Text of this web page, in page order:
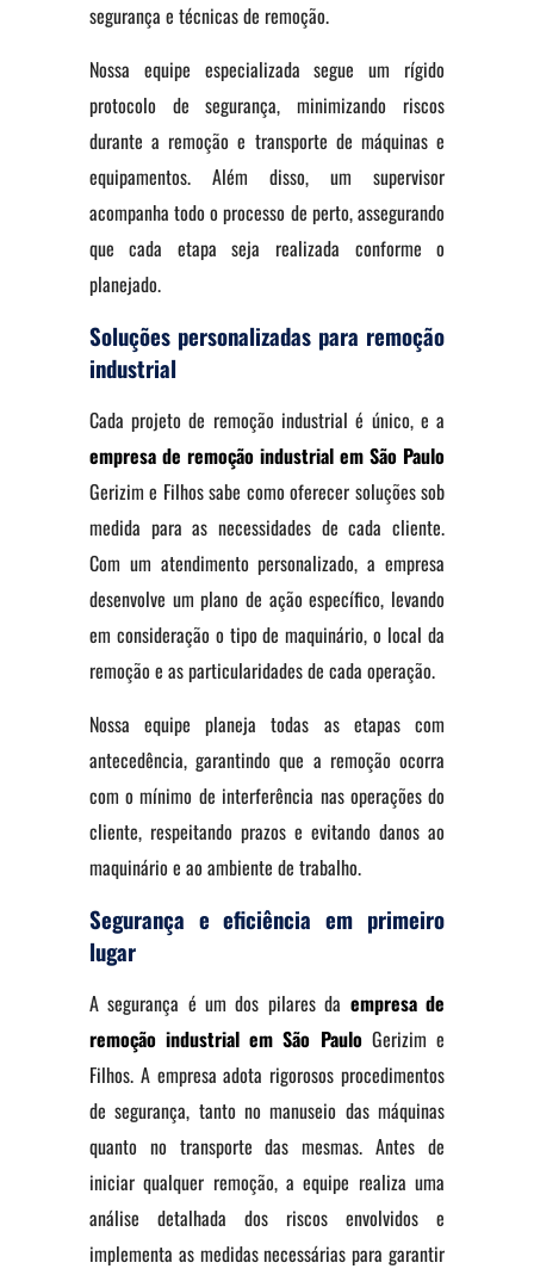
segurança e técnicas de remoção.
Nossa equipe especializada segue um rígido
protocolo de segurança, minimizando riscos
durante a remoção e transporte de máquinas e
equipamentos. Além disso, um supervisor
acompanha todo o processo de perto, assegurando
que cada etapa seja realizada conforme o
planejado.
Soluções personalizadas para remoção
industrial
Cada projeto de remoção industrial é único, e a
empresa de remoção industrial em São Paulo
Gerizim e Filhos sabe como oferecer soluções sob
medida para as necessidades de cada cliente.
Com um atendimento personalizado, a empresa
desenvolve um plano de ação específico, levando
em consideração o tipo de maquinário, o local da
remoção e as particularidades de cada operação.
Nossa equipe planeja todas as etapas com
antecedência, garantindo que a remoção ocorra
com o mínimo de interferência nas operações do
cliente, respeitando prazos e evitando danos ao
maquinário e ao ambiente de trabalho.
Segurança e eficiência em primeiro
lugar
A segurança é um dos pilares da empresa de
remoção industrial em São PauloGerizim e
Filhos. A empresa adota rigorosos procedimentos
de segurança, tanto no manuseio das máquinas
quanto no transporte das mesmas. Antes de
iniciar qualquer remoção, a equipe realiza uma
análise detalhada dos riscos envolvidos e
implementa as medidas necessárias para garantir